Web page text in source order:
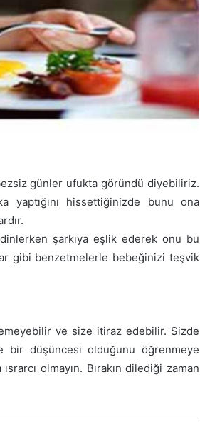
günler ufukta göründü diyebiliriz.
yaptığını hissettiğinizde bunu ona
şarkıya eşlik ederek onu bu
gibi benzetmelerle bebeğinizi teşvik
ve size itiraz edebilir. Sizde
bir düşüncesi olduğunu öğrenmeye
olmayın. Bırakın dilediği zaman